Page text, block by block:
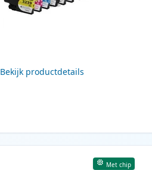
Bekijk productdetails
Met chip